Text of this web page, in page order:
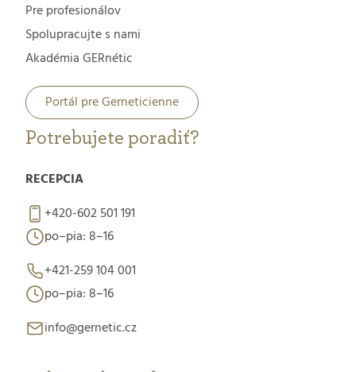
Pre profesionálov
Spolupracujte s nami
Akadémia GERnétic
Portál pre Gerneticienne
Potrebujete poradiť?
RECEPCIA
+420-602 501 191
po–pia: 8–16
+421-259 104 001
po–pia: 8–16
info@gernetic.cz